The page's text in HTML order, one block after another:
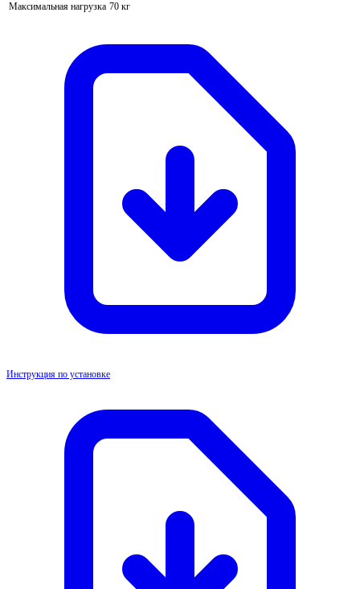
Максимальная нагрузка 70 кг
Инструкция по установке